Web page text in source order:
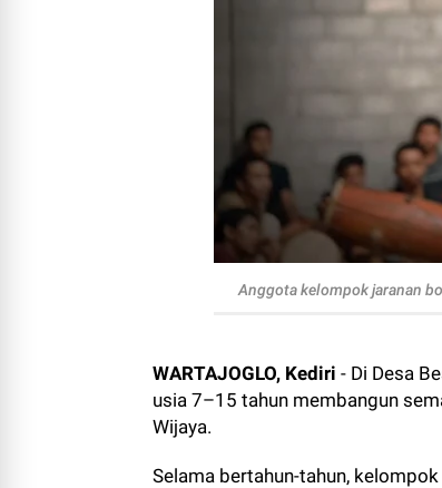
Anggota kelompok jaranan
WARTAJOGLO, Kediri - Di Desa
usia 7–15 tahun membangun
Wijaya.
Selama bertahun-tahun,